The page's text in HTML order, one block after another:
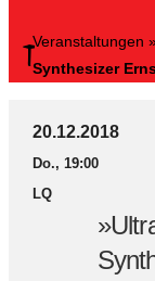
Veranstaltungen
Synthesizer
20.12.2018
Do., 19:00
LQ